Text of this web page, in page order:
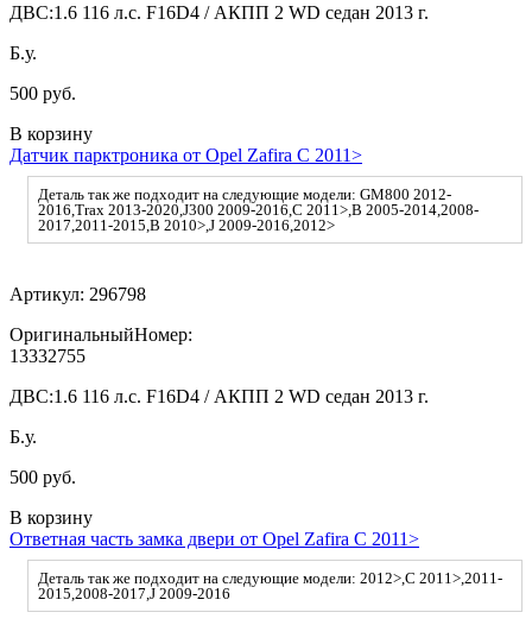
ДВС:1.6 116 л.с. F16D4 / АКПП 2 WD седан 2013 г.
Б.у.
500 руб.
В корзину
Датчик парктроника от Opel Zafira C 2011>
Деталь так же подходит на следующие модели: GM800 2012-
2016,Trax 2013-2020,J300 2009-2016,C 2011>,B 2005-2014,2008-
2017,2011-2015,B 2010>,J 2009-2016,2012>
Артикул: 296798
ОригинальныйНомер:
13332755
ДВС:1.6 116 л.с. F16D4 / АКПП 2 WD седан 2013 г.
Б.у.
500 руб.
В корзину
Ответная часть замка двери от Opel Zafira C 2011>
Деталь так же подходит на следующие модели: 2012>,C 2011>,2011-
2015,2008-2017,J 2009-2016